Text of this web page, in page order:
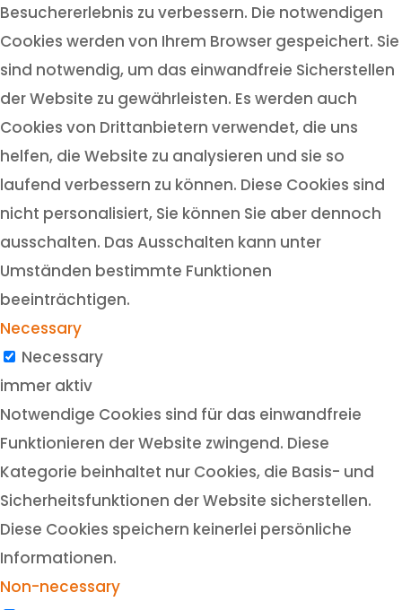
Besuchererlebnis zu verbessern. Die notwendigen
Cookies werden von Ihrem Browser gespeichert. Sie
sind notwendig, um das einwandfreie Sicherstellen
der Website zu gewährleisten. Es werden auch
Cookies von Drittanbietern verwendet, die uns
helfen, die Website zu analysieren und sie so
laufend verbessern zu können. Diese Cookies sind
nicht personalisiert, Sie können Sie aber dennoch
ausschalten. Das Ausschalten kann unter
Umständen bestimmte Funktionen
beeinträchtigen.
Necessary
Necessary
immer aktiv
Notwendige Cookies sind für das einwandfreie
Funktionieren der Website zwingend. Diese
Kategorie beinhaltet nur Cookies, die Basis- und
Sicherheitsfunktionen der Website sicherstellen.
Diese Cookies speichern keinerlei persönliche
Informationen.
Non-necessary